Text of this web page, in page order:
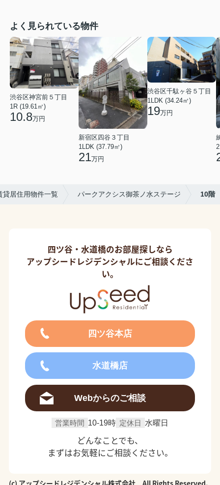
よく見られている物件
渋谷区神宮前５丁目
1R (19.61㎡)
10.8万円
新宿区四谷３丁目
1LDK (37.79㎡)
21万円
渋谷区千駄ヶ谷５丁目
1LDK (34.24㎡)
19万円
貸居住用物件一覧 パークアクシス御茶ノ水ステージ 10階
四ツ谷・水道橋のお部屋探しなら
アップシードレジデンシャルにご相談くださ
い。
四ツ谷本店
水道橋店
Webからのご相談
営業時間 10-19時 定休日 水曜日
どんなことでも、
まずはお気軽にご相談ください。
(c) アップシードレジデンシャル株式会社 All Rights Reserved.